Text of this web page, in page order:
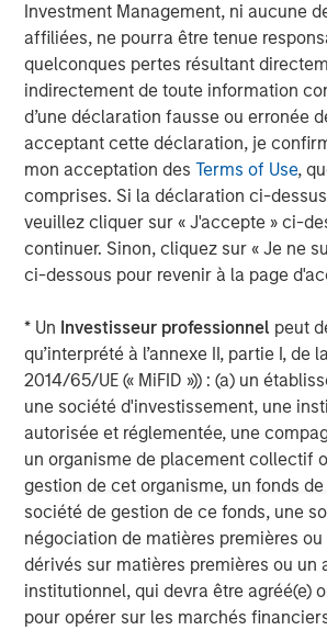
Investment Management, ni aucune
affiliées, ne pourra être tenue
quelconques pertes résultant
indirectement de toute information
d’une déclaration fausse ou erronée
acceptant cette déclaration, je
mon acceptation desTerms of Use,
comprises. Si la déclaration ci-
veuillez cliquer sur « J'accepte » ci-
continuer. Sinon, cliquez sur « Je ne
ci-dessous pour revenir à la page
* Un Investisseur professionnel peut
qu’interprété à l’annexe II, partie I, de
2014/65/UE (« MiFID »)) : (a) un
une société d'investissement, une
autorisée et réglementée, une
un organisme de placement collectif
gestion de cet organisme, un fonds
société de gestion de ce fonds, une
négociation de matières premières ou
dérivés sur matières premières ou un
institutionnel, qui devra être agréé(e)
pour opérer sur les marchés
Morgan Stanley Private Credit, part of
Investment Management, is a private
focused on direct lending and
investment in North America and
Morgan Stanley Private Credit team
capital structure, including senior
unitranche loans, junior debt,
common equity co-investments. For
please visit the website:
morganstanley.com/im/private-credit
North America Private Credit
Integrated private credit platform
and Opportunistic Credit strategies.
team provides flexible, patient, long-
leading owner-operated and private
businesses.
MSIM